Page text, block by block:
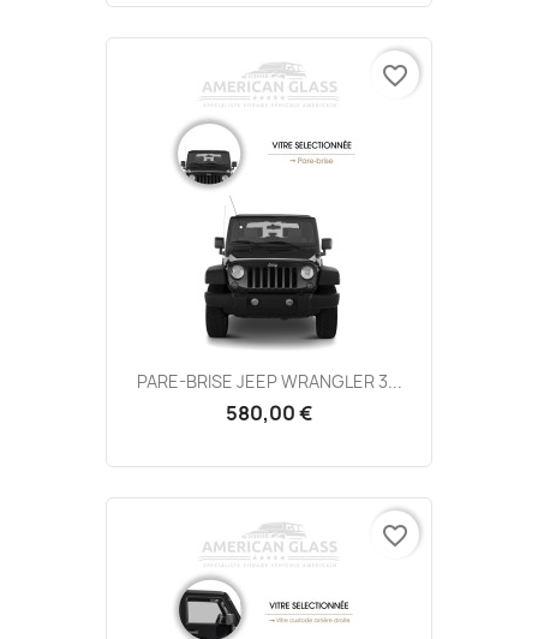
PARE-BRISE JEEP WRANGLER 3...
580,00 €
favorite_border
favorite_border